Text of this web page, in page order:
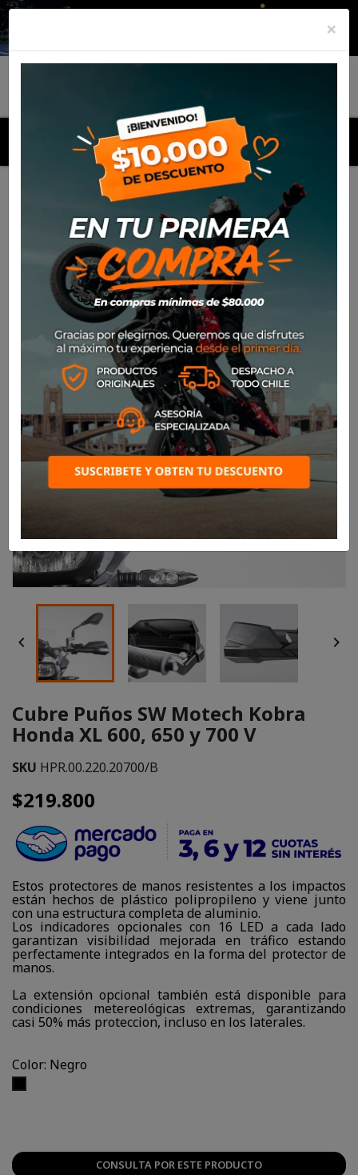
MENU
Productos
Cubre Puños SW Motech Kobra Honda
XL 600, 650 y 700 V
 
Cubre Puños SW Motech Kobra
Honda XL 600, 650 y 700 V
SKU HPR.00.220.20700/B
$219.800
Estos protectores de manos resistentes a los impactos
están hechos de plástico polipropileno y viene junto
con una estructura completa de aluminio.
Los indicadores opcionales con 16 LED a cada lado
garantizan visibilidad mejorada en tráfico estando
perfectamente integrados en la forma del protector de
manos.
La extensión opcional también está disponible para
condiciones metereológicas extremas, garantizando
casi 50% más proteccion, incluso en los laterales.
Color: Negro
CONSULTA POR ESTE PRODUCTO
×